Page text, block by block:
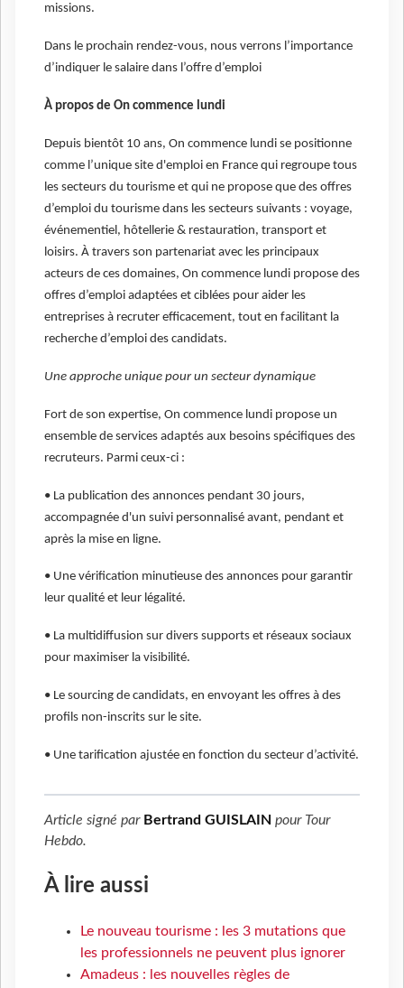
missions.
Dans le prochain rendez-vous, nous verrons l’importance
d’indiquer le salaire dans l’offre d’emploi
À propos de On commence lundi
Depuis bientôt 10 ans, On commence lundi se positionne
comme l’unique site d'emploi en France qui regroupe tous
les secteurs du tourisme et qui ne propose que des offres
d’emploi du tourisme dans les secteurs suivants : voyage,
événementiel, hôtellerie & restauration, transport et
loisirs. À travers son partenariat avec les principaux
acteurs de ces domaines, On commence lundi propose des
offres d’emploi adaptées et ciblées pour aider les
entreprises à recruter efficacement, tout en facilitant la
recherche d’emploi des candidats.
Une approche unique pour un secteur dynamique
Fort de son expertise, On commence lundi propose un
ensemble de services adaptés aux besoins spécifiques des
recruteurs. Parmi ceux-ci :
• La publication des annonces pendant 30 jours,
accompagnée d'un suivi personnalisé avant, pendant et
après la mise en ligne.
• Une vérification minutieuse des annonces pour garantir
leur qualité et leur légalité.
• La multidiffusion sur divers supports et réseaux sociaux
pour maximiser la visibilité.
• Le sourcing de candidats, en envoyant les offres à des
profils non-inscrits sur le site.
• Une tarification ajustée en fonction du secteur d’activité.
Article signé par Bertrand GUISLAIN pour Tour
Hebdo.
À lire aussi
Le nouveau tourisme : les 3 mutations que
les professionnels ne peuvent plus ignorer
Amadeus : les nouvelles règles de